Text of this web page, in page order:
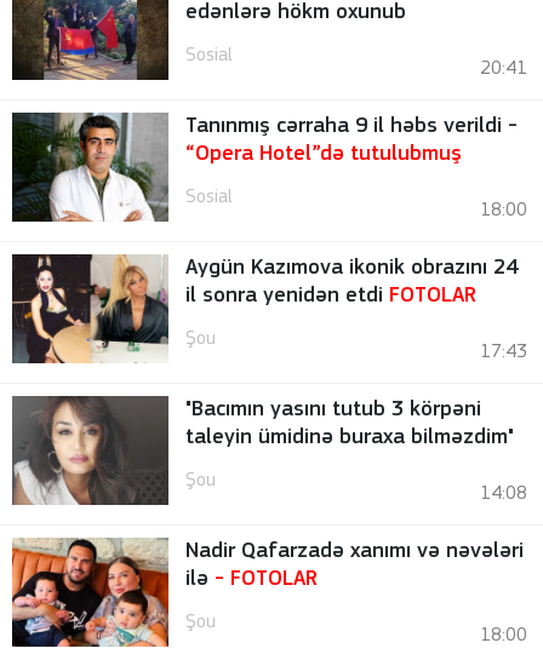
edənlərə hökm oxunub
Sosial
20:41
Tanınmış cərraha 9 il həbs verildi -
“Opera Hotel”də tutulubmuş
Sosial
18:00
Aygün Kazımova ikonik obrazını 24
il sonra yenidən etdi FOTOLAR
Şou
17:43
"Bacımın yasını tutub 3 körpəni
taleyin ümidinə buraxa bilməzdim"
Şou
14:08
Nadir Qafarzadə xanımı və nəvələri
ilə - FOTOLAR
Şou
18:00